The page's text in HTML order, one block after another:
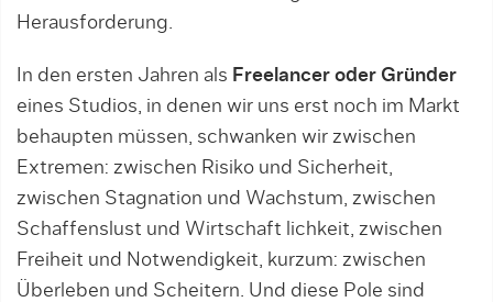
Herausforderung.
In den ersten Jahren als Freelancer oder Gründer
eines Studios, in denen wir uns erst noch im Markt
behaupten müssen, schwanken wir zwischen
Extremen: zwischen Risiko und Sicherheit,
zwischen Stagnation und Wachstum, zwischen
Schaffenslust und Wirtschaft lichkeit, zwischen
Freiheit und Notwendigkeit, kurzum: zwischen
Überleben und Scheitern. Und diese Pole sind